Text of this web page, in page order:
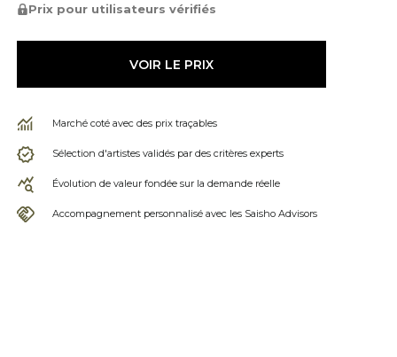
Prix pour utilisateurs vérifiés
VOIR LE PRIX
Marché coté avec des prix traçables
Sélection d'artistes validés par des critères experts
Évolution de valeur fondée sur la demande réelle
Accompagnement personnalisé avec les Saisho Advisors